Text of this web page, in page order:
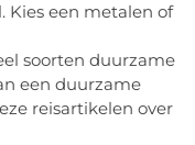
Kies een metalen of
soorten duurzame
een duurzame
reisartikelen over